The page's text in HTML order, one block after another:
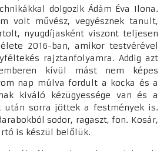
dolgozik Ádám Éva Ilona.
volt művész, vegyésznek tanult,
nyugdíjasként viszont teljesen
2016-ban, amikor testvérével
rajztanfolyamra. Addig azt
kívül mást nem képes
nap múlva fordult a kocka és a
kiváló kézügyessége van és a
után sorra jöttek a festmények is.
sodor, ragaszt, fon. Kosár,
is készül belőlük.